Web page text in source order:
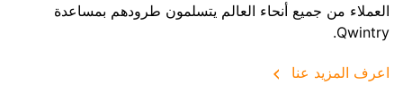
العملاء من جميع أنحاء العالم يتسلمون طرودهم بمساعدة
Qwintry.
اعرف المزيد عنا